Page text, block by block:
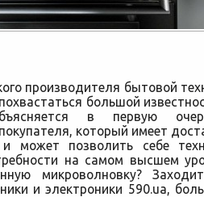
производителя бытовой
большой
в первую
который имеет
может позволить себе
на самом высшем
микроволновку?
и электроники 590.ua,